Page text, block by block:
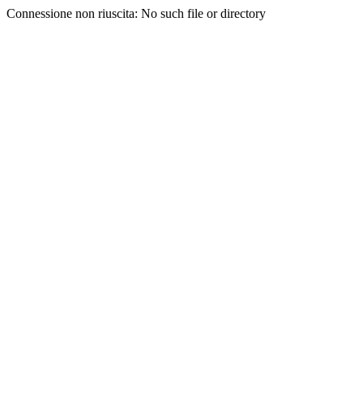
Connessione non riuscita: No such file or directory